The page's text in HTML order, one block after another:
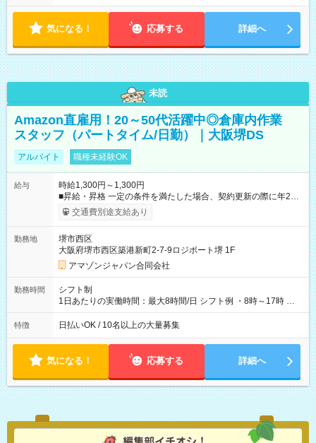
気になる！ 応募する 詳細へ
未読
Amazon直雇用！20～50代活躍中◎倉庫内作業
スタッフ（パートタイム/日勤）｜大阪堺DS
アルバイト 職種未経験OK
給与
時給1,300円～1,300円
■昇給・昇格 一定の条件を満たした場合、契約更新の際に年2回
まで昇給の機会があります。 ■正社員登用制度あり ※月末締/翌
月25日支払い ※時間外手当、別途支給 ※深夜割増賃金 (22:00～
☆Amazon直雇用で安定して働けます！ 【試用期間】試用期間
あり 試用期間の長さ：1週間 雇用形態、給与は本採用時と同じ
です。
交通費別途支給あり
勤務地
堺市西区
大阪府堺市西区築港新町2-7-9ロジポート堺 1F
アマゾンジャパン合同会社
勤務時間
シフト制
1日あたりの実働時間：最大8時間/日 シフト例 ・8時～17時 ・
12時～21時
特徴 日払いOK / 10名以上の大量募集
気になる！ 応募する 詳細へ